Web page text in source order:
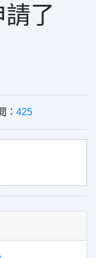
了
： 425